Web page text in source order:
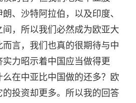
、沙特阿拉伯，以及印度、
间，所以我们必然成为欧亚大
而言，我们也真的很期待与中
实力昭示着中国应当做得更
在中亚比中国做的还多？欧
投资却更多。所以我的回答